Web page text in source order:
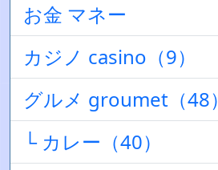
お金 マネー
カジノ casino（9）
グルメ groumet（48）
└ カレー（40）